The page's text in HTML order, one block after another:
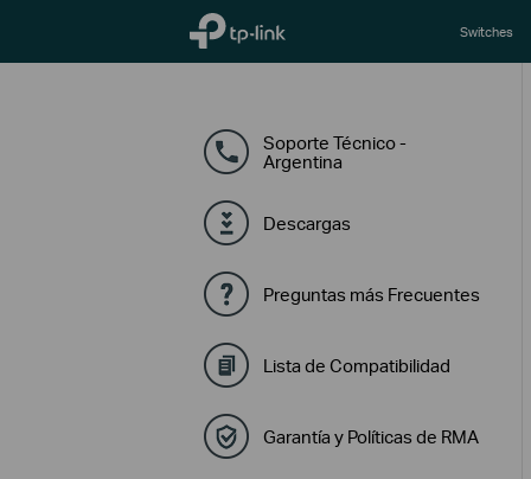
TP-Link, Reliably Smart Switches
Soporte Técnico -
Argentina
Descargas
Preguntas más Frecuentes
Lista de Compatibilidad
Garantía y Políticas de RMA